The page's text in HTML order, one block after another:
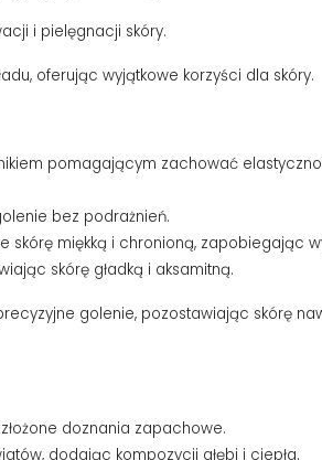
i pielęgnacji skóry.
oferując wyjątkowe korzyści dla skóry.
pomagającym zachować
bez podrażnień.
skórę miękką i chronioną, zapobiegając
skórę gładką i aksamitną.
golenie, pozostawiając skórę
doznania zapachowe.
dodając kompozycji głębi i ciepła.